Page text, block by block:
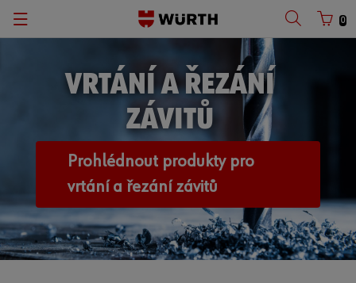
0
VRTÁNÍ A ŘEZÁNÍ
ZÁVITŮ
Prohlédnout produkty pro
vrtání a řezání závitů